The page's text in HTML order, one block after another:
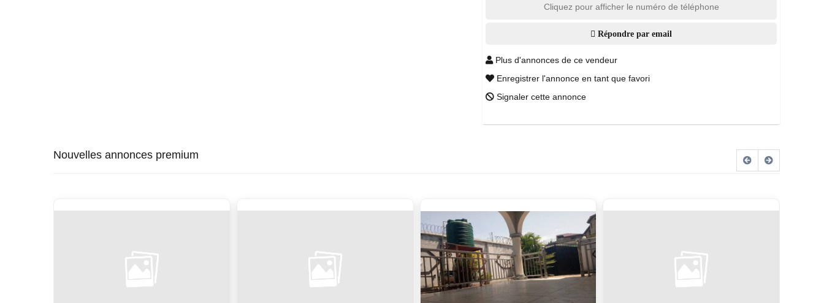
Cliquez pour afficher le numéro de téléphone
Répondre par email
Plus d'annonces de ce vendeur
Enregistrer l'annonce en tant que favori
Signaler cette annonce
Nouvelles annonces premium